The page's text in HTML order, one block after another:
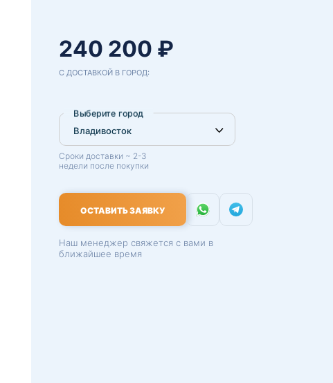
240 200 ₽
С ДОСТАВКОЙ В ГОРОД:
Выберите город
Сроки доставки ~ 2-3
недели после покупки
ОСТАВИТЬ ЗАЯВКУ
Наш менеджер свяжется с вами в
ближайшее время